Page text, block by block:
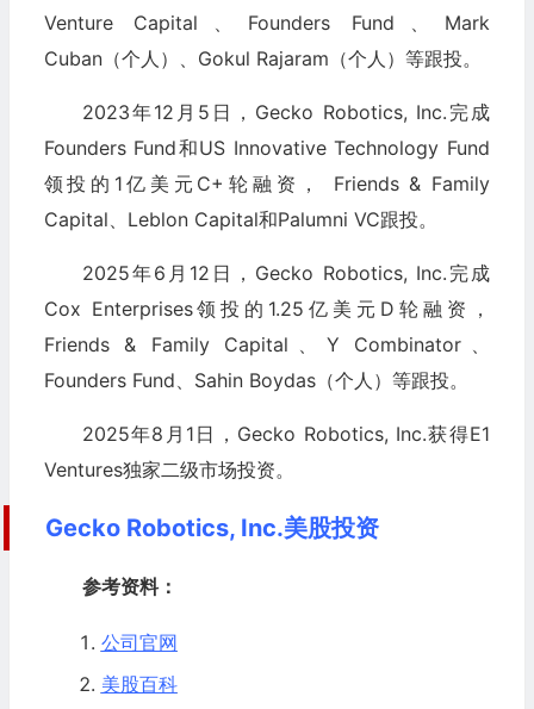
Venture Capital、Founders Fund、Mark
Cuban（个人）、Gokul Rajaram（个人）等跟投。
2023年12月5日，Gecko Robotics, Inc.完成
Founders Fund和US Innovative Technology Fund
领投的1亿美元C+轮融资， Friends & Family
Capital、Leblon Capital和Palumni VC跟投。
2025年6月12日，Gecko Robotics, Inc.完成
Cox Enterprises领投的1.25亿美元D轮融资，
Friends & Family Capital、Y Combinator、
Founders Fund、Sahin Boydas（个人）等跟投。
2025年8月1日，Gecko Robotics, Inc.获得E1
Ventures独家二级市场投资。
Gecko Robotics, Inc.美股投资
参考资料：
公司官网
美股百科